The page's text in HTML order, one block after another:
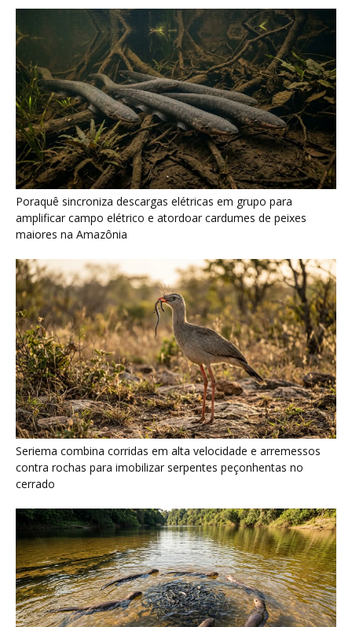
Seriema combina corridas em alta velocidade e arremessos
contra rochas para imobilizar serpentes peçonhentas no
cerrado
Ariranha sincroniza caça coletiva com vocalização subaquática
e cerca cardumes em rios rasos da Amazônia